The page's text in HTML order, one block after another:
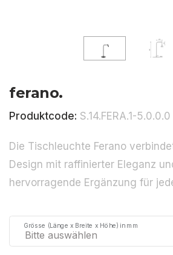
ferano.
Produktcode: S.14.FERA.1-5.0.0.0
Die Tischleuchte Ferano
Design mit raffinierter Eleganz
hervorragende Ergänzung für
Grösse (Länge x Breite x Höhe) in mm